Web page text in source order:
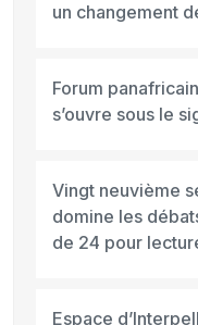
un changement
Forum
s’ouvre sous le
Vingt neuvième
domine les
de 24 pour
Espace